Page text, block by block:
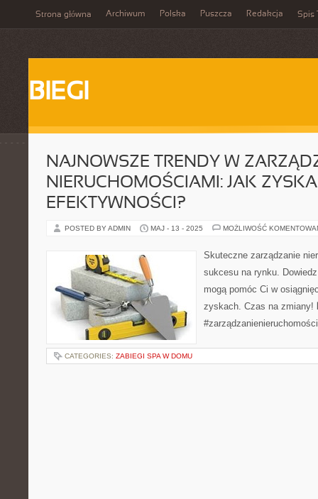
Strona główna Archiwum Polska Puszcza Redakcja Spis
BIEGI
NAJNOWSZE TRENDY W
NIERUCHOMOŚCIAMI: JAK
EFEKTYWNOŚCI?
POSTED BY ADMIN MAJ - 13 - 2025 MOŻLIWOŚĆ
Skuteczne zarządzanie
sukcesu na rynku.
mogą pomóc Ci w
zyskach. Czas na zmiany!
CATEGORIES: ZABIEGI SPA W DOMU